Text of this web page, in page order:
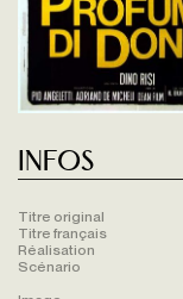
Infos
Titre original
Titre français
Réalisation
Scénario